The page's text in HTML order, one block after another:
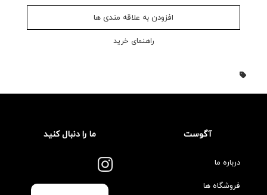
افزودن به علاقه مندی ها
راهنمای خرید
آگوست
درباره ما
فروشگاه ها
ما را دنبال کنید